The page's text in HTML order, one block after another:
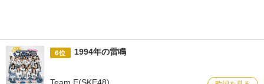
6位 1994年の雷鳴